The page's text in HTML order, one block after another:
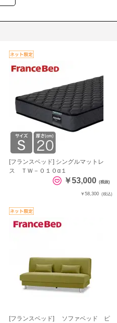
[フランスベッド] シングルマットレ
ス ＴＷ－０１０α１
￥53,000 (税抜)
￥58,300 (税込)
[フランスベッド] ソファベッド ピ